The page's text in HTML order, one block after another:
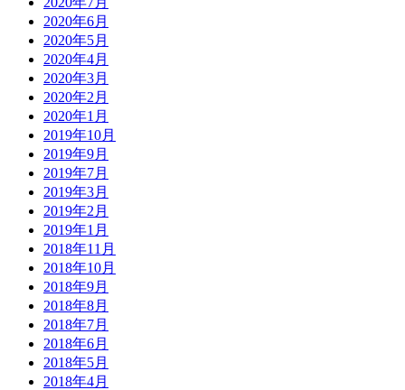
2020年6月
2020年5月
2020年4月
2020年3月
2020年2月
2020年1月
2019年10月
2019年9月
2019年7月
2019年3月
2019年2月
2019年1月
2018年11月
2018年10月
2018年9月
2018年8月
2018年7月
2018年6月
2018年5月
2018年4月